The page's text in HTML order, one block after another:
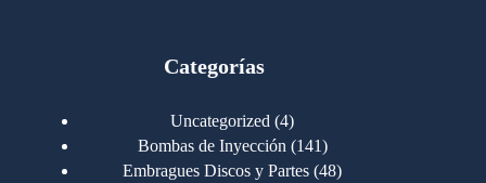
Categorías
Uncategorized 44
productos
Bombas de Inyección 141141
productos
Embragues Discos y Partes 4848